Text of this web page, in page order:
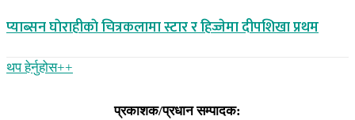
प्याब्सन घाेराहीकाे चित्रकलामा स्टार र हिज्जेमा दीपशिखा प्रथम
थप हेर्नुहोस‌++
प्रकाशक/प्रधान सम्पादक: